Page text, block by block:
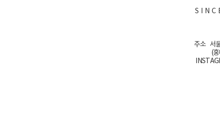
S I N C
주소 서
(